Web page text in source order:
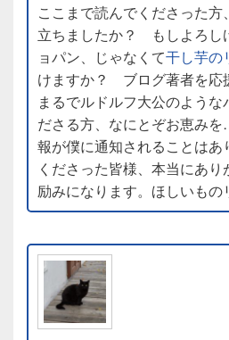
ここまで読んでくださった
立ちましたか？ もしよろし
ョパン、じゃなくて干し芋の
けますか？ ブログ著者を応
まるでルドルフ大公のような
ださる方、なにとぞお恵み
報が僕に通知されることはあ
くださった皆様、本当にあり
励みになります。ほしいもの